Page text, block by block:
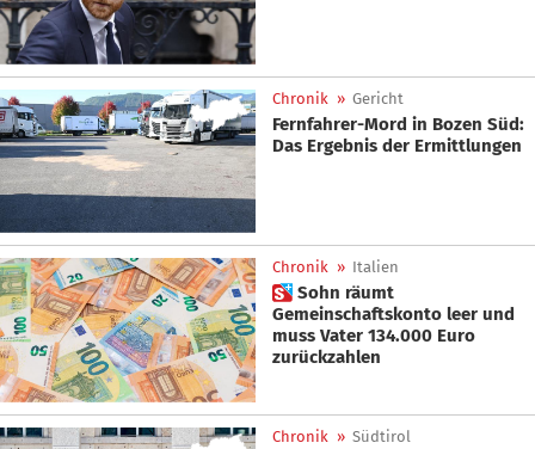
Chronik » Gericht
Fernfahrer-Mord in Bozen Süd:
Das Ergebnis der Ermittlungen
Chronik » Italien
 Sohn räumt
Gemeinschaftskonto leer und
muss Vater 134.000 Euro
zurückzahlen
Chronik » Südtirol